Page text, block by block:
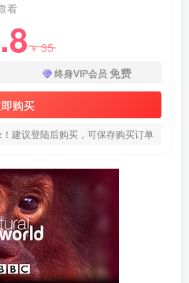
看
￥35
终身VIP会员 免费
购买
建议登陆后购买，可保存购买订单